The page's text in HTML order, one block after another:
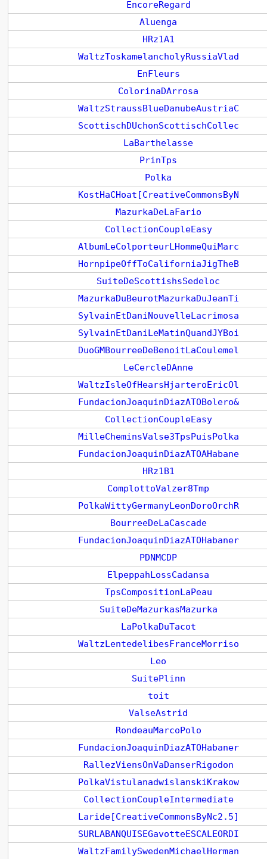
EncoreRegard
Aluenga
HRz1A1
WaltzToskamelancholyRussiaVlad
EnFleurs
ColorinaDArrosa
WaltzStraussBlueDanubeAustriaC
ScottischDUchonScottischCollec
LaBarthelasse
PrinTps
Polka
KostHaCHoat[CreativeCommonsByN
MazurkaDeLaFario
CollectionCoupleEasy
AlbumLeColporteurLHommeQuiMarc
HornpipeOffToCaliforniaJigTheB
SuiteDeScottishsSedeloc
MazurkaDuBeurotMazurkaDuJeanTi
SylvainEtDaniNouvelleLacrimosa
SylvainEtDaniLeMatinQuandJYBoi
DuoGMBourreeDeBenoitLaCoulemel
LeCercleDAnne
WaltzIsleOfHearsHjarteroEricOl
FundacionJoaquinDiazATOBolero&
CollectionCoupleEasy
MilleCheminsValse3TpsPuisPolka
FundacionJoaquinDiazATOAHabane
HRz1B1
ComplottoValzer8Tmp
PolkaWittyGermanyLeonDoroOrchR
BourreeDeLaCascade
FundacionJoaquinDiazATOHabaner
PDNMCDP
ElpeppahLossCadansa
TpsCompositionLaPeau
SuiteDeMazurkasMazurka
LaPolkaDuTacot
WaltzLentedelibesFranceMorriso
Leo
SuitePlinn
toit
ValseAstrid
RondeauMarcoPolo
FundacionJoaquinDiazATOHabaner
RallezViensOnVaDanserRigodon
PolkaVistulanadwislanskiKrakow
CollectionCoupleIntermediate
Laride[CreativeCommonsByNc2.5]
SURLABANQUISEGavotteESCALEORDI
WaltzFamilySwedenMichaelHerman